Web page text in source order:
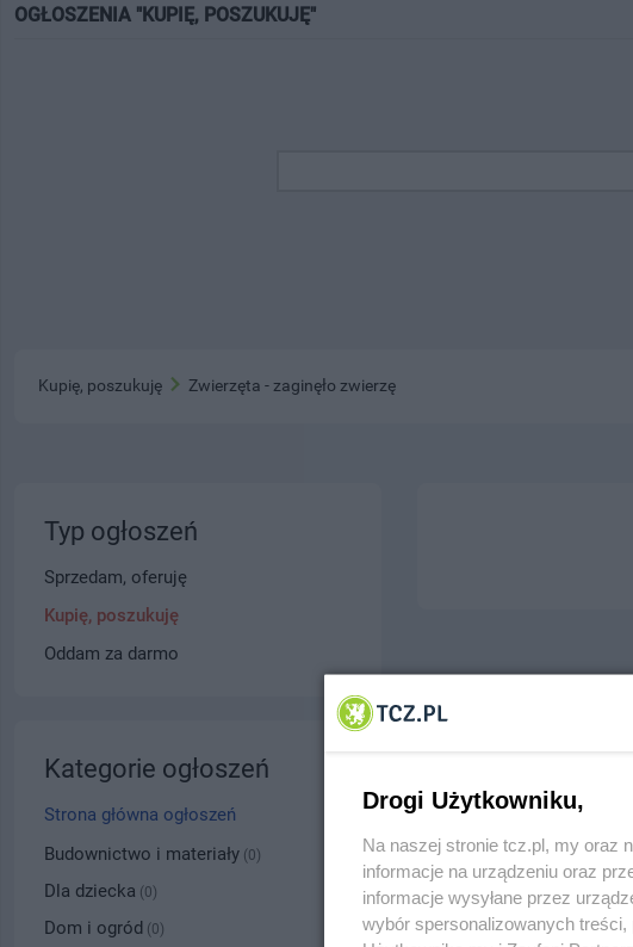
OGŁOSZENIA "KUPIĘ, POSZUKUJĘ"
Kupię, poszukuję Zwierzęta - zaginęło zwierzę
Typ ogłoszeń
Sprzedam, oferuję
Kupię, poszukuję
Oddam za darmo
Kategorie ogłoszeń
Strona główna ogłoszeń
Budownictwo i materiały (0)
Dla dziecka (0)
Dom i ogród (0)
Drogi Użytkowniku,
Na naszej stronie tcz.pl, my oraz
informacje na urządzeniu oraz
informacje wysyłane przez
wybór spersonalizowanych treści,